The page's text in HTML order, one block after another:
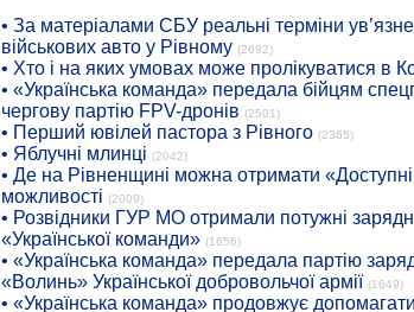
• За матеріалами СБУ реальні терміни
військових авто у Рівному (2692)
• Хто і на яких умовах може пролікуватися в
• «Українська команда» передала бійцям
чергову партію FPV-дронів (2501)
• Перший ювілей пастора з Рівного (2365)
• Яблучні млинці (2042)
• Де на Рівненщині можна отримати «Доступні
можливості (2009)
• Розвідники ГУР МО отримали потужні зарядні
«Української команди» (1656)
• «Українська команда» передала партію
«Волинь» Української добровольчої армії (1649)
• «Українська команда» продовжує